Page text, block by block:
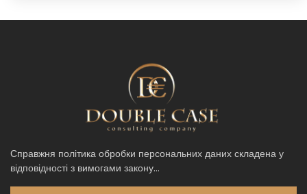
Справжня політика обробки персональних даних складена у
відповідності з вимогами закону...